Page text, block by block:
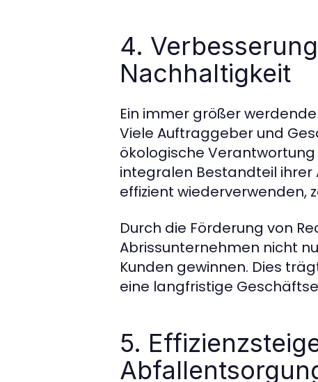
4.
Nachhaltigkeit
Ein immer größer
Viele Auftraggeber und
ökologische
integralen Bestandteil
effizient wiederverwenden,
Durch die Förderung von
Abrissunternehmen nicht
Kunden gewinnen. Dies
eine langfristige
5.